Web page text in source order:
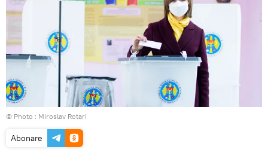
© Photo : Miroslav Rotari
Abonare